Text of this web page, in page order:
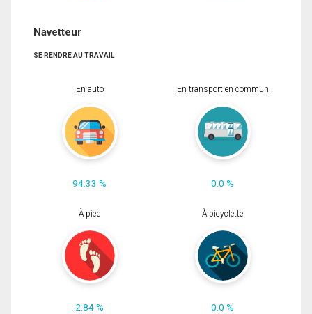
Navetteur
SE RENDRE AU TRAVAIL
En auto
94.33 %
En transport en commun
0.0 %
À pied
2.84 %
À bicyclette
0.0 %